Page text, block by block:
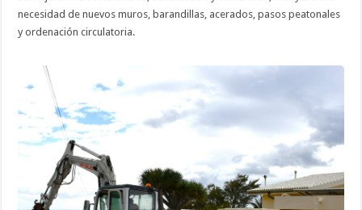
necesidad de nuevos muros, barandillas, acerados, pasos peatonales
y ordenación circulatoria.